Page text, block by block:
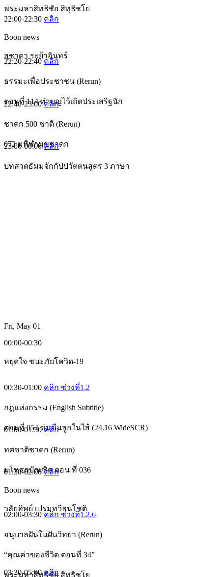
พระมหาสิทธิชัย สิทฺธิชโย
22:00-22:30 คลิก
Boon news
สุชาดา ระย้าอินทร์
22:20-22:40คลิก
ธรรมะเพื่อประชาชน (Rerun)
ตอนที่ 114 ทำบุญไว้เถิดประเสริฐนัก
22:40-23:00คลิก
ชาดก 500 ชาติ (Rerun)
072 มหิฬามุขชาดก
23:00-00:00คลิก
บทสวดธัมมจักกัปปวัตตนสูตร 3 ภาษา
Fri, May 01
00:00-00:30
หยุดใจ ชนะภัยโควิด-19
00:30-01:00 คลิก ช่วงที่1 ,2
กฎแห่งกรรม (English Subtitle)
ตอนที่ 054 ข่มขืนลูกในไส้ (24.16 WideSCR)
01:00-01:30คลิก
ทศชาติชาดก (Rerun)
มโหสถบัณฑิต ตอน ที่ 036
01:30-02:00คลิก
Boon news
วลัยทิพย์ เปรมทวีธนโชติ
02:00-03:30 คลิก ช่วงที่1 ,2,6
อนุบาลฝันในฝันวิทยา (Rerun)
“คุณค่าของชีวิต ตอนที่ 34”
พระมหาสิทธิชัย สิทฺธิชโย
03:30-05:00คลิก